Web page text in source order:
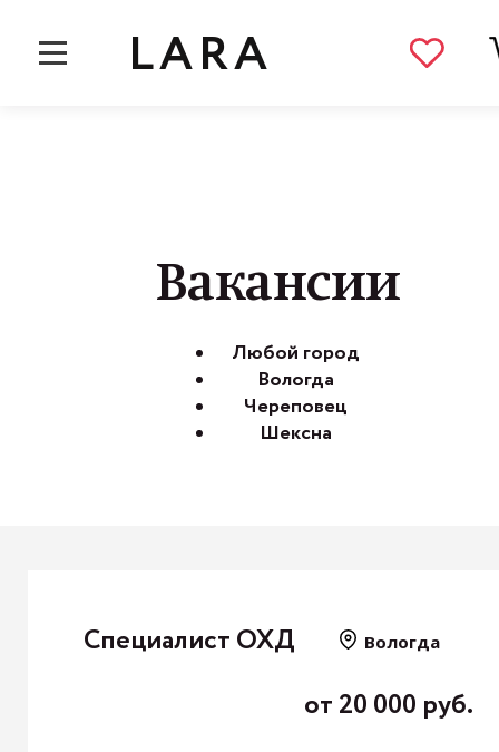
LARA
навигацииВакансии
Любой город
Вологда
Череповец
Шексна
Специалист ОХД Вологда
от 20 000 руб.